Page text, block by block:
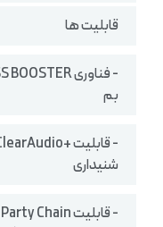
قابلیت ها
بم
شنیداری